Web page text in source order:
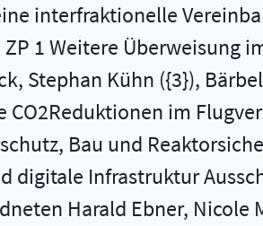
interfraktionelle
1 Weitere Überweisung
Stephan Kühn ({3}),
CO2­Reduktionen im
Bau und
digitale Infrastruktur
Harald Ebner, Nicole